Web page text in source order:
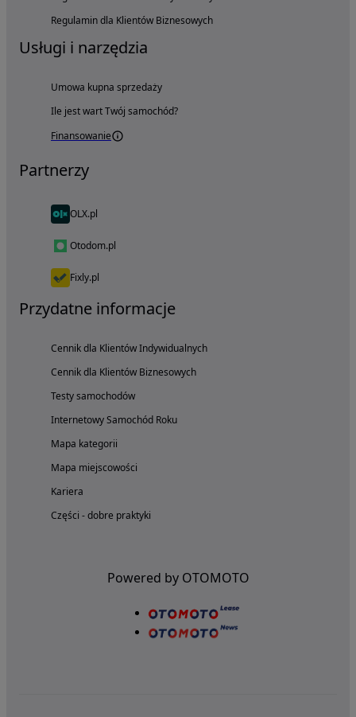
Regulamin dla Klientów Biznesowych
Usługi i narzędzia
Umowa kupna sprzedaży
Ile jest wart Twój samochód?
Finansowanie
Partnerzy
OLX.pl
Otodom.pl
Fixly.pl
Przydatne informacje
Cennik dla Klientów Indywidualnych
Cennik dla Klientów Biznesowych
Testy samochodów
Internetowy Samochód Roku
Mapa kategorii
Mapa miejscowości
Kariera
Części - dobre praktyki
Powered by OTOMOTO